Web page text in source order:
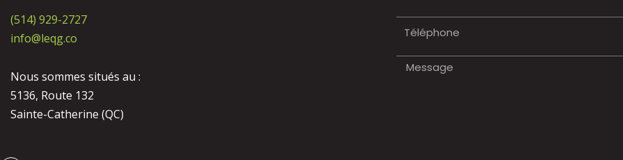
(514) 929-2727
info@leqg.co
Nous sommes situés au :
5136, Route 132
Sainte-Catherine (QC)